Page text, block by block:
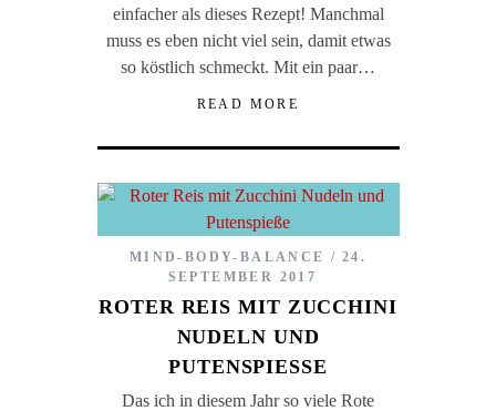
einfacher als dieses Rezept! Manchmal
muss es eben nicht viel sein, damit etwas
so köstlich schmeckt. Mit ein paar…
READ MORE
MIND-BODY-BALANCE
24.
SEPTEMBER 2017
ROTER REIS MIT ZUCCHINI
NUDELN UND
PUTENSPIESSE
Das ich in diesem Jahr so viele Rote